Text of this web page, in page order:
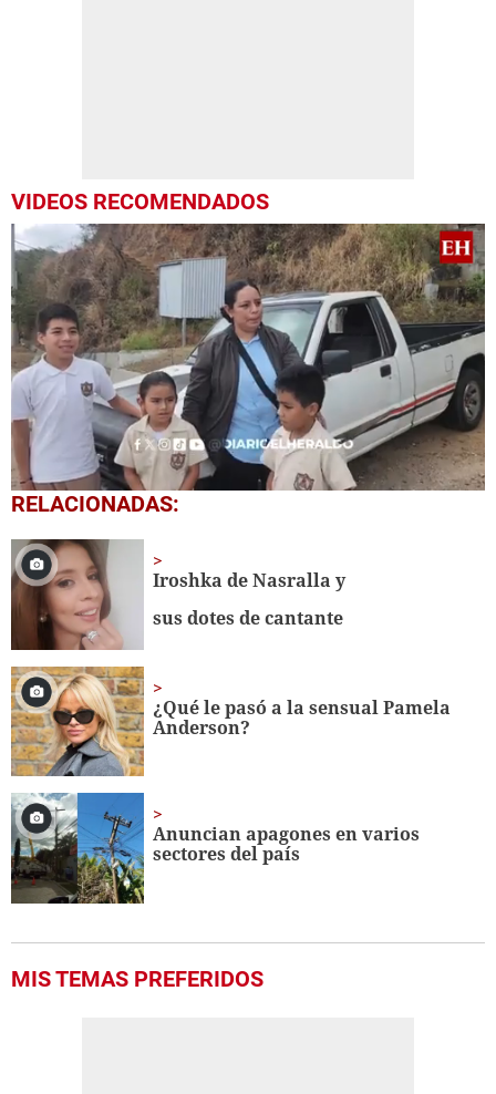
VIDEOS RECOMENDADOS
0
seconds
1
minute,
19
seconds
RELACIONADAS:
Iroshka de Nasralla y
sus dotes de cantante
¿Qué le pasó a la sensual Pamela
Anderson?
Anuncian apagones en varios
sectores del país
MIS TEMAS PREFERIDOS